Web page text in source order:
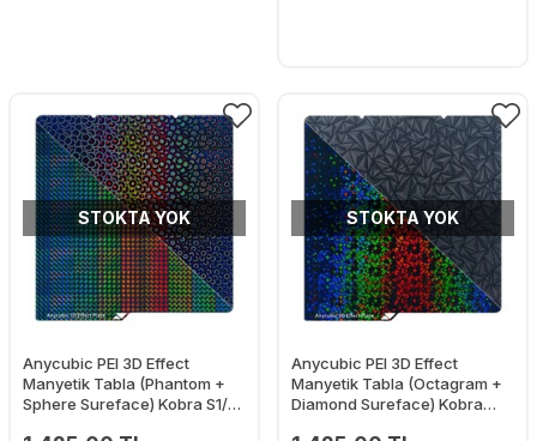
STOKTA YOK
Anycubic PEI 3D Effect
Manyetik Tabla (Phantom +
Sphere Sureface) Kobra S1/S1
STOKTA YOK
Anycubic PEI 3D Effect
Manyetik Tabla (Octagram +
Diamond Sureface) Kobra